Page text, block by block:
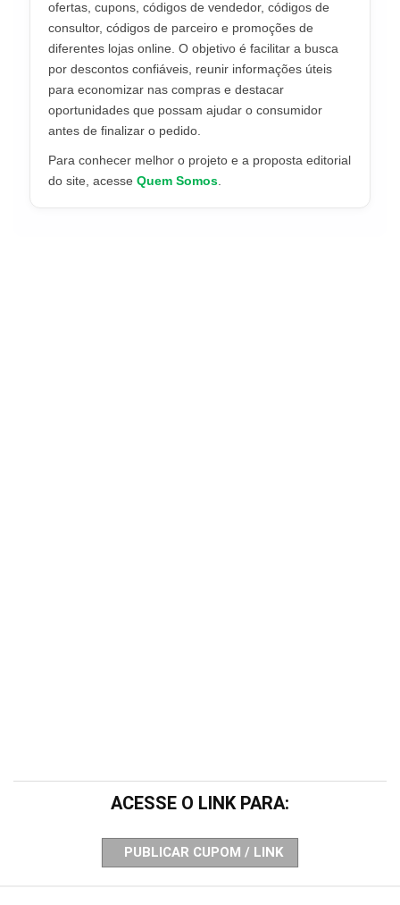
ofertas, cupons, códigos de vendedor, códigos de
consultor, códigos de parceiro e promoções de
diferentes lojas online. O objetivo é facilitar a busca
por descontos confiáveis, reunir informações úteis
para economizar nas compras e destacar
oportunidades que possam ajudar o consumidor
antes de finalizar o pedido.
Para conhecer melhor o projeto e a proposta editorial
do site, acesse Quem Somos
ACESSE O LINK PARA:
PUBLICAR CUPOM / LINK